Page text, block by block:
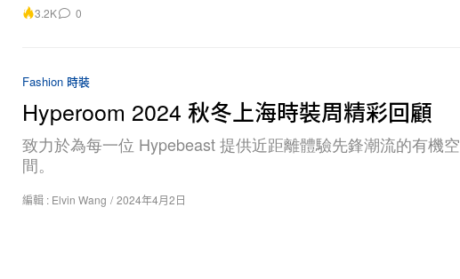
3.2K 0
Fashion 時裝
Hyperoom 2024 秋冬上海時裝周精彩回顧
致力於為每一位 Hypebeast 提供近距離體驗先鋒潮流的有機空
間。
編輯 : Elvin Wang / 2024年4月2日